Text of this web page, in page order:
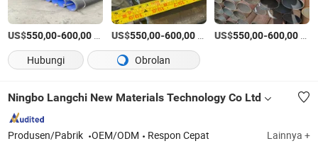
US$550,00-600,00 US$550,00-600,00/Ton AS US$550,00-600,00
Hubungi
Obrolan
Ningbo Langchi New Materials Technology Co Ltd
Produsen/Pabrik OEM/ODM Respon Cepat Lainnya +